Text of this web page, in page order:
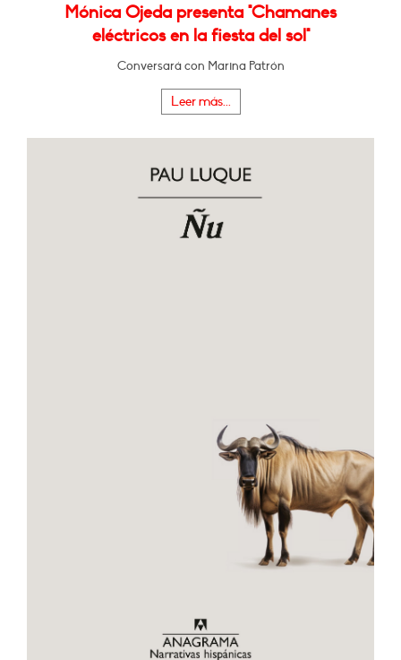
Mónica Ojeda presenta "Chamanes
eléctricos en la fiesta del sol"
Conversará con Marina Patrón
Leer más...